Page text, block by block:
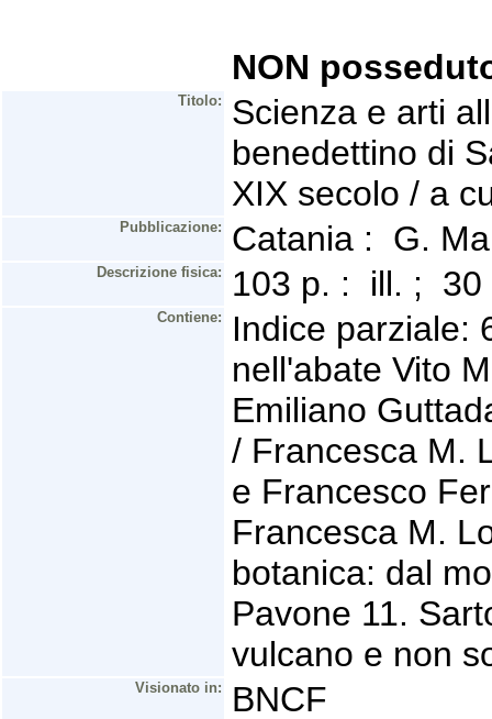
NON
Titolo:
Scienza e arti
benedettino di
XIX secolo / a
Pubblicazione: Catania : G.
Descrizione fisica: 103 p. : ill. ;
Contiene:
Indice parziale:
nell'abate Vito
Emiliano
/ Francesca M.
e Francesco
Francesca M.
botanica: dal
Pavone 11.
vulcano e non
Visionato in: BNCF